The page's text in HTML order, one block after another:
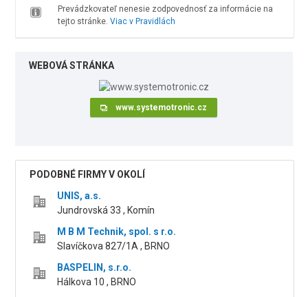
Prevádzkovateľ nenesie zodpovednosť za informácie na
tejto stránke. Viac v Pravidlách
WEBOVÁ STRÁNKA
www.systemotronic.cz
PODOBNÉ FIRMY V OKOLÍ
UNIS, a.s.
Jundrovská 33 , Komín
M B M Technik, spol. s r.o.
Slavíčkova 827/1A , BRNO
BASPELIN, s.r.o.
Hálkova 10 , BRNO